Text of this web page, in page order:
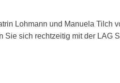
Lohmann und Manuela Tilch
Sie sich rechtzeitig mit der LAG